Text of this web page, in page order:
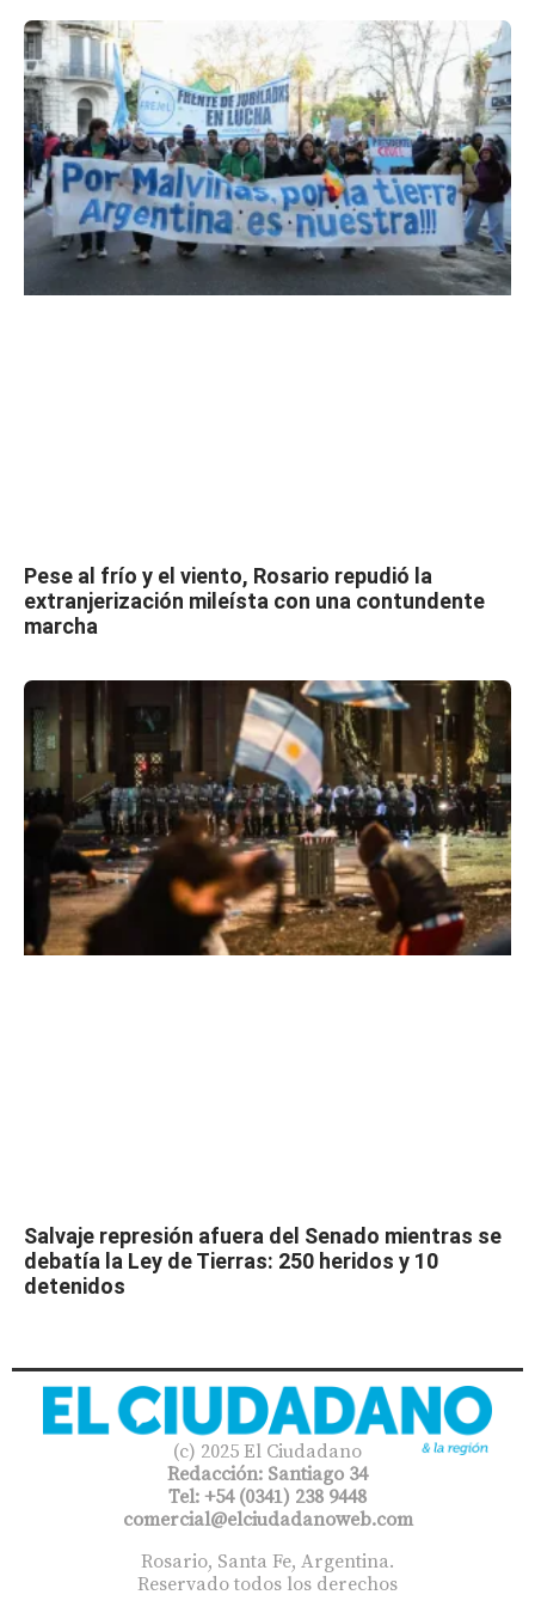
Pese al frío y el viento, Rosario repudió la
extranjerización mileísta con una contundente
marcha
Salvaje represión afuera del Senado mientras se
debatía la Ley de Tierras: 250 heridos y 10
detenidos
(c) 2025 El Ciudadano
Redacción: Santiago 34
Tel: +54 (0341) 238 9448
comercial@elciudadanoweb.com​
Rosario, Santa Fe, Argentina.
Reservado todos los derechos